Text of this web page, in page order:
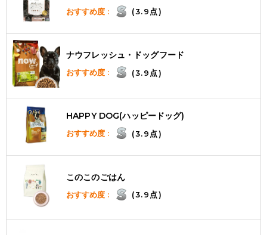
おすすめ度 : (3.9点)
ナウフレッシュ・ドッグフード
おすすめ度 : (3.9点)
HAPPY DOG(ハッピードッグ)
おすすめ度 : (3.9点)
このこのごはん
おすすめ度 : (3.9点)